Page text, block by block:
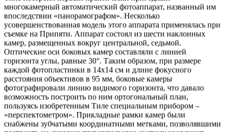
многокамерный автоматический фотоаппарат, названный им
впоследствии «панорамографом». Несколько
усовершенствованная модель этого аппарата применялась при
съемке на Припяти. Аппарат состоял из шести наклонных
камер, размещенных вокруг центральной, седьмой.
Оптические оси боковых камер составляли с линией
горизонта углы, равные 30°. Таким образом, при размере
каждой фотопластинки в 14х14 см и длине фокусного
расстояния объективов в 95 мм, боковые камеры
фотографировали линию видимого горизонта, что давало
возможность построить по ним ортогональный план,
пользуясь изобретенным Тиле специальным прибором –
«перспектометром». Прикладные рамки камер были
снабжены зубчатыми координатными метками, позволявшими